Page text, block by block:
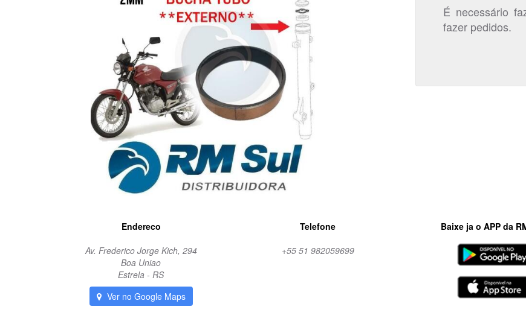
É necessário
fazer pedidos.
Endereco
Av. Frederico Jorge Kich, 294
Boa Uniao
Estrela - RS
Ver no Google Maps
Telefone
+55 51 982059699
Baixe ja o APP da